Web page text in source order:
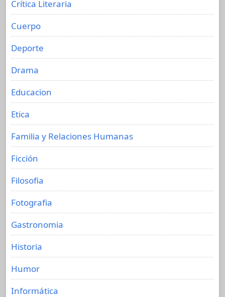
Crítica Literaria
Cuerpo
Deporte
Drama
Educacion
Etica
Familia y Relaciones Humanas
Ficción
Filosofia
Fotografia
Gastronomia
Historia
Humor
Informática